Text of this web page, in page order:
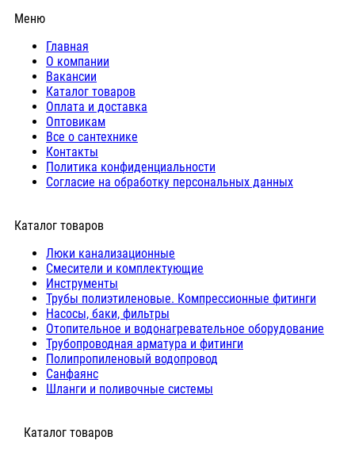
Меню
Главная
О компании
Вакансии
Каталог товаров
Оплата и доставка
Оптовикам
Все о сантехнике
Контакты
Политика конфиденциальности
Согласие на обработку персональных данных
Каталог товаров
Люки канализационные
Cмесители и комплектующие
Инструменты
Трубы полиэтиленовые. Компрессионные фитинги
Насосы, баки, фильтры
Отопительное и водонагревательное оборудование
Трубопроводная арматура и фитинги
Полипропиленовый водопровод
Санфаянс
Шланги и поливочные системы
⠀Каталог товаров